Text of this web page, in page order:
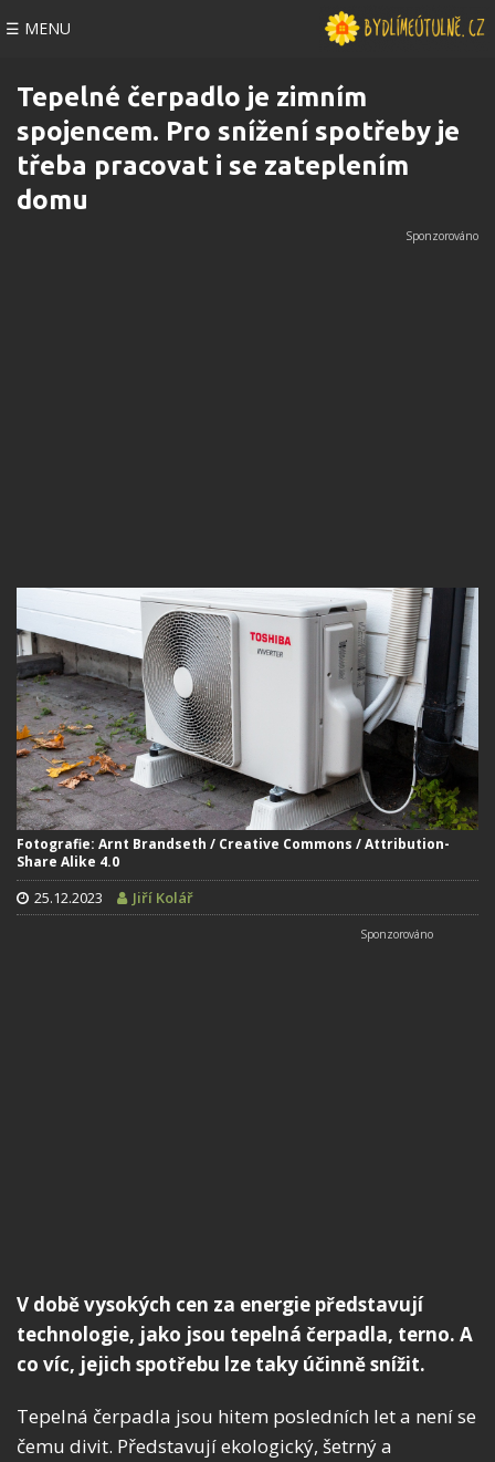
☰ MENU
Tepelné čerpadlo je zimním
spojencem. Pro snížení spotřeby je
třeba pracovat i se zateplením
domu
Fotografie: Arnt Brandseth / Creative Commons / Attribution-
Share Alike 4.0
25.12.2023 Jiří Kolář
V době vysokých cen za energie představují
technologie, jako jsou tepelná čerpadla, terno. A
co víc, jejich spotřebu lze taky účinně snížit.
Tepelná čerpadla jsou hitem posledních let a není se
čemu divit. Představují ekologický, šetrný a